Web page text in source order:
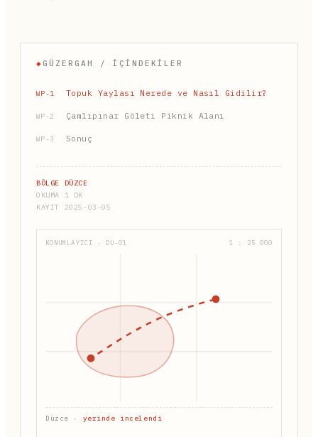
◆ GÜZERGAH / İÇINDEKILER
WP-1 Topuk Yaylası Nerede ve Nasıl Gidilir?
WP-2 Çamlıpınar Göleti Piknik Alanı
WP-3 Sonuç
BÖLGE DÜZCE
OKUMA 1 DK
KAYIT 2025-03-05
KONUMLAYICI · DU-01 1 : 25 000
Düzce · yerinde incelendi